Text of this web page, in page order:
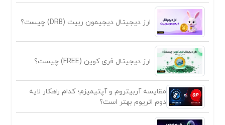
ارز دیجیتال دیجیمون ربیت (DRB) چیست؟
ارز دیجیتال فری کوین (FREE) چیست؟
مقایسه آربیتروم و آپتیمیزم؛ کدام راهکار لایه
دوم اتریوم بهتر است؟